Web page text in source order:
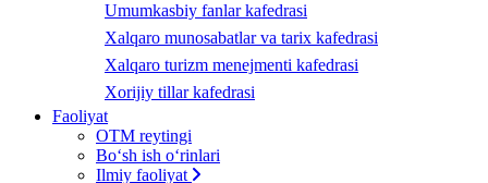
Umumkasbiy fanlar kafedrasi
Xalqaro munosabatlar va tarix kafedrasi
Xalqaro turizm menejmenti kafedrasi
Xorijiy tillar kafedrasi
Faoliyat
OTM reytingi
Bo‘sh ish o‘rinlari
Ilmiy faoliyat